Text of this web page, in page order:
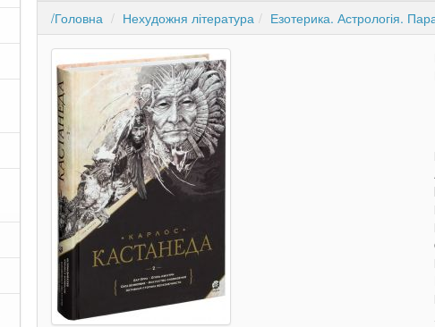
/Головна Нехудожня література Езотерика. Астрологія.